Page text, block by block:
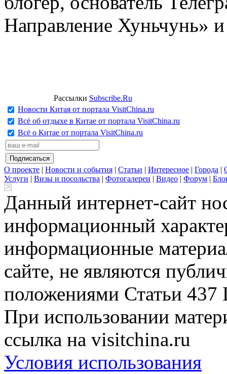
Направление Хуньчунь»
Рассылки Subscribe.Ru
Новости Китая от портала VisitChina.ru
Всё об отдыхе в Китае от портала VisitChina.ru
Всё о Китае от портала VisitChina.ru
О проекте | Новости и события | Статьи | Интересное | Города |
Услуги | Визы и посольства | Фотогалереи | Видео | Форум |
Данный интернет-сайт
информационный
информационные
сайте, не являются
положениями Статьи 437
При использовании
ссылка на visitchina.ru
Условия использования